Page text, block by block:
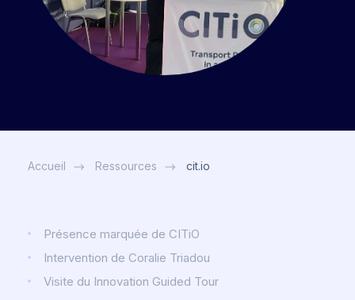
Accueil Ressources cit.io
Présence marquée de CITiO
Intervention de Coralie Triadou
Visite du Innovation Guided Tour